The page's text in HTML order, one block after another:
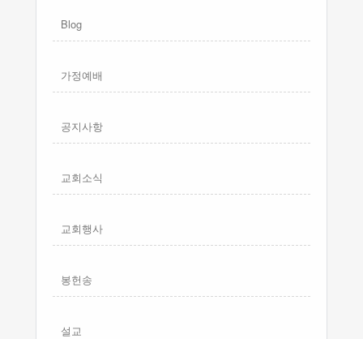
Blog
가정예배
공지사항
교회소식
교회행사
봉헌송
설교